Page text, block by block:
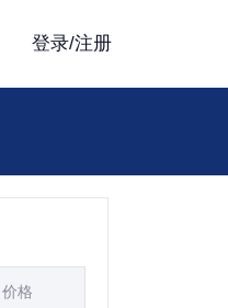
登录/注册
价格